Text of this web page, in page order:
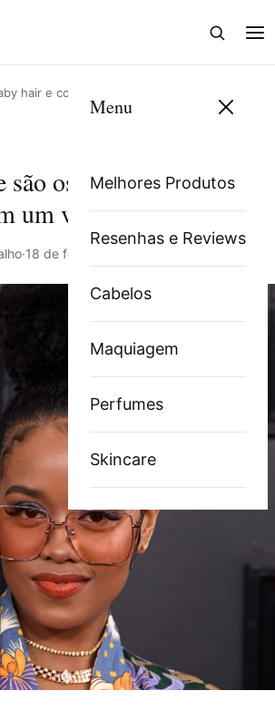
Abrir
Menu
Melhores Produtos
Resenhas e Reviews
Cabelos
Maquiagem
Perfumes
Skincare
hair e como estilizá-los em um visual
os baby hair e como
um visual moderno
·18 de fevereiro de 2022